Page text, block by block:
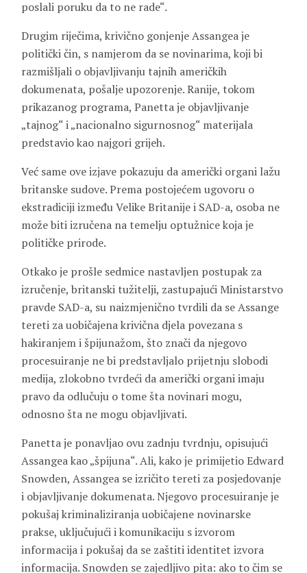
poslali poruku da to ne rade“.
Drugim riječima, krivično gonjenje Assangea je
politički čin, s namjerom da se novinarima, koji bi
razmišljali o objavljivanju tajnih američkih
dokumenata, pošalje upozorenje. Ranije, tokom
prikazanog programa, Panetta je objavljivanje
„tajnog“ i „nacionalno sigurnosnog“ materijala
predstavio kao najgori grijeh.
Već same ove izjave pokazuju da američki organi lažu
britanske sudove. Prema postojećem ugovoru o
ekstradiciji između Velike Britanije i SAD-a, osoba ne
može biti izručena na temelju optužnice koja je
političke prirode.
Otkako je prošle sedmice nastavljen postupak za
izručenje, britanski tužitelji, zastupajući Ministarstvo
pravde SAD-a, su naizmjenično tvrdili da se Assange
tereti za uobičajena krivična djela povezana s
hakiranjem i špijunažom, što znači da njegovo
procesuiranje ne bi predstavljalo prijetnju slobodi
medija, zlokobno tvrdeći da američki organi imaju
pravo da odlučuju o tome šta novinari mogu,
odnosno šta ne mogu objavljivati.
Panetta je ponavljao ovu zadnju tvrdnju, opisujući
Assangea kao „špijuna“. Ali, kako je primijetio Edward
Snowden, Assangea se izričito tereti za posjedovanje
i objavljivanje dokumenata. Njegovo procesuiranje je
pokušaj kriminaliziranja uobičajene novinarske
prakse, uključujući i komunikaciju s izvorom
informacija i pokušaj da se zaštiti identitet izvora
informacija. Snowden se zajedljivo pita: ako to čim se